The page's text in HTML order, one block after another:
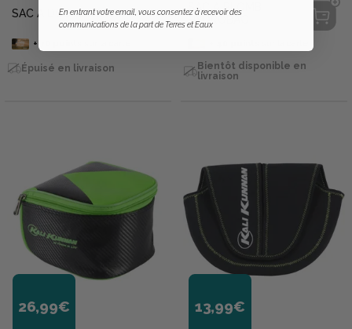
SAC A DOS ARROW
+
Épuisé en livraison
SAC A PLOMB
HYDROBAG
Bientôt disponible en
livraison
26,99€ 13,99€
En entrant votre email, vous consentez à recevoir des
communications de la part de Terres et Eaux